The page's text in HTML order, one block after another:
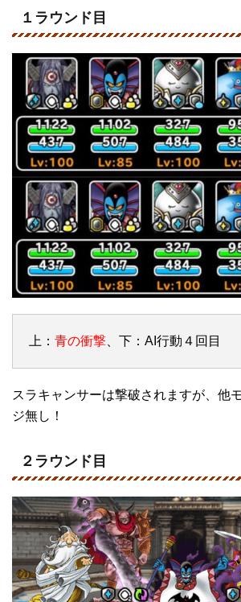
１ラウンド目
上： 青の衝撃 、下：AI行動４回目
スラキャンサーは撃破されますが、他
ジ無し！
２ラウンド目